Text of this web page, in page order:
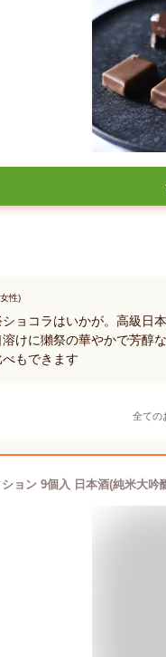
性)
ショコラはいかが。高級日
溶けに獺祭の華やかで芳醇
もできます
全ての